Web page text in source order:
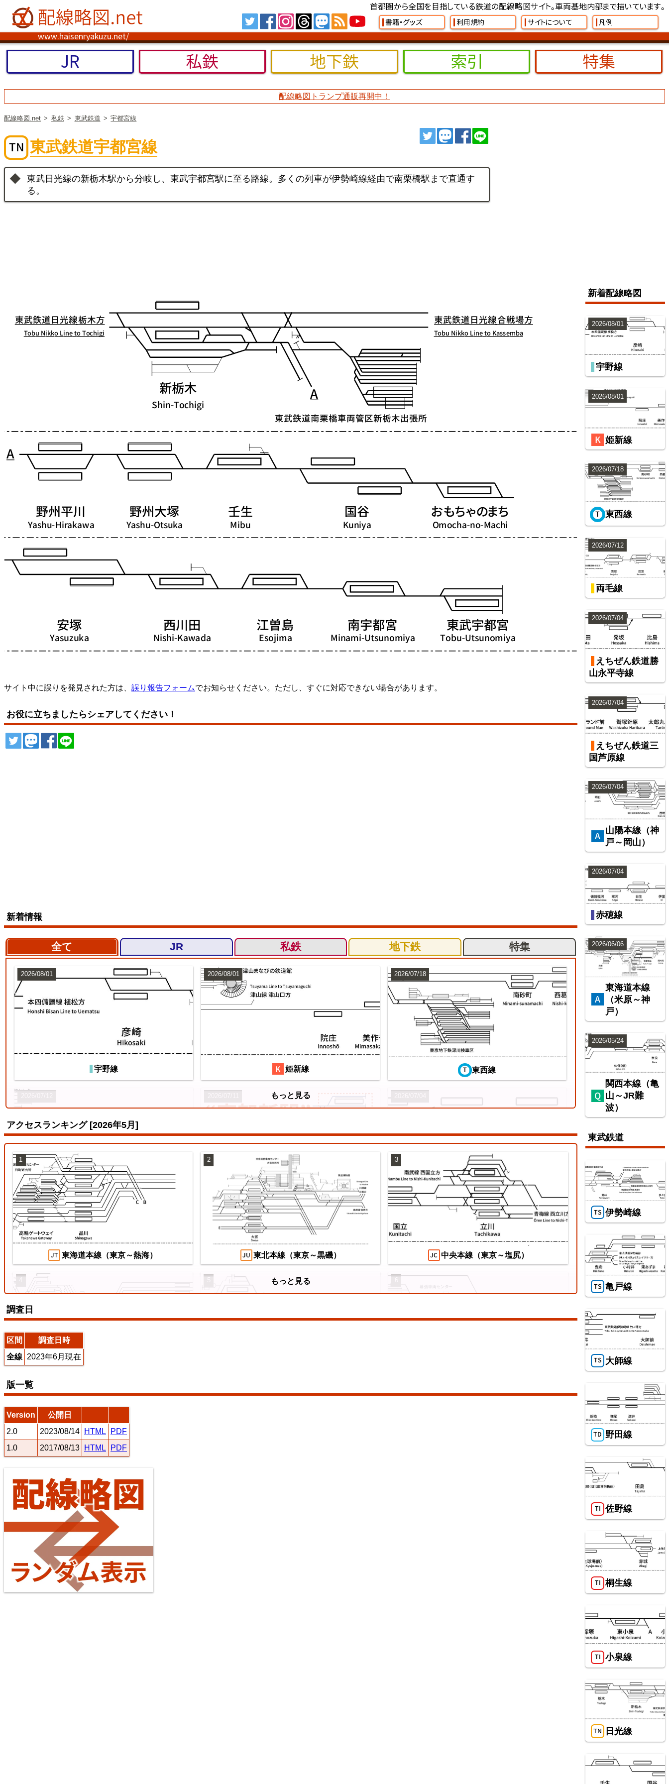
首都圏から全国を目指している鉄道の配線略図サイト。車両基地内部まで描いています。
書籍・グッズ 利用規約 サイトについて 凡例
www.haisenryakuzu.net/
Tw FB IG TH MS RSS
JR 私鉄 地下鉄 索引 特集
配線略図トランプ通販再開中！
配線略図.net 私鉄 東武鉄道 宇都宮線
ツイートトゥート
シェア
東武鉄道宇都宮線
東武日光線の新栃木駅から分岐し、東武宇都宮駅に至る路線。多くの列車が伊勢崎線経由で南栗橋駅まで直通す
る。
サイト中に誤りを発見された方は、 誤り報告フォームでお知らせください。ただし、すぐに対応できない場合があります。
お役に立ちましたらシェアしてください！
ツイートトゥート
シェア
新着情報
全て JR 私鉄 地下鉄 特集
宇野線
2026/08/01
姫新線
2026/08/01
東西線
2026/07/18
両毛線
【待望の複線化】成田空港機能強化で京成成田
スカイアクセス・JRの配線はどう変わる？
えちぜん鉄道勝山永平寺線
えちぜん鉄道三国芦原線
2026/07/04
山陽本線（神戸～岡山）
2026/07/04
もっと見る
アクセスランキング [2026年5月]
東海道本線（東京～熱海）
1
東北本線（東京～黒磯）
2
中央本線（東京～塩尻）
3
常磐線（上野～いわき）
10
もっと見る
調査日
区間
調査日時
全線 2023年6月現在
版一覧
Version
公開日
2.0
2023/08/14 HTML
PDF
1.0
2017/08/13 HTML PDF
新着配線略図
宇野線
2026/08/01
姫新線
2026/08/01
東西線
2026/07/18
両毛線
2026/07/12
えちぜん鉄道勝
山永平寺線
2026/07/04
えちぜん鉄道三
国芦原線
2026/07/04
山陽本線（神
戸～岡山）
2026/07/04
赤穂線
2026/07/04
東海道本線
（米原～神
戸）
2026/06/06
関西本線（亀
山～JR難
波）
2026/05/24
東武鉄道
伊勢崎線
亀戸線
大師線
野田線
佐野線
桐生線
小泉線
日光線